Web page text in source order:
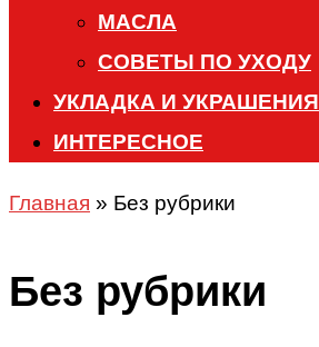
МАСЛА
СОВЕТЫ ПО УХОДУ
УКЛАДКА И УКРАШЕНИЯ
ИНТЕРЕСНОЕ
Главная » Без рубрики
Без рубрики